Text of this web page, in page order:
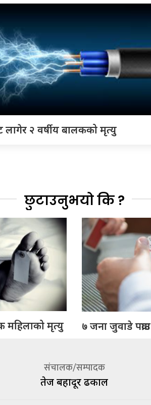
लागेर २ वर्षीय बालकको मृत्यु
छुटाउनुभयो कि ?
महिलाको मृत्यु ७ जना जुवाडे पक्राउ
संचालक/सम्पादक
तेज बहादूर ढकाल